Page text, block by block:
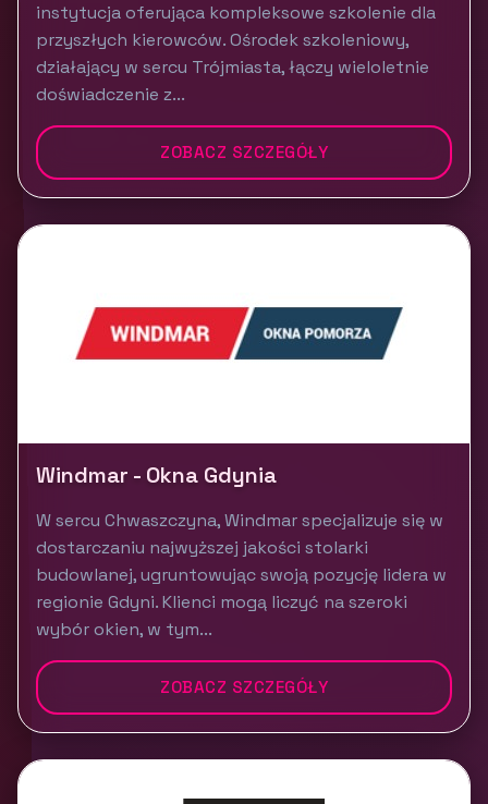
instytucja oferująca kompleksowe szkolenie dla
przyszłych kierowców. Ośrodek szkoleniowy,
działający w sercu Trójmiasta, łączy wieloletnie
doświadczenie z...
ZOBACZ SZCZEGÓŁY
Windmar - Okna Gdynia
W sercu Chwaszczyna, Windmar specjalizuje się w
dostarczaniu najwyższej jakości stolarki
budowlanej, ugruntowując swoją pozycję lidera w
regionie Gdyni. Klienci mogą liczyć na szeroki
wybór okien, w tym...
ZOBACZ SZCZEGÓŁY